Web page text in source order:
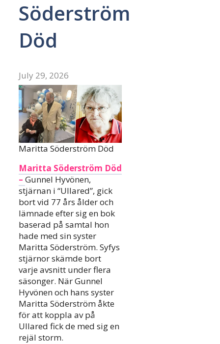
Söderström
Död
July 29, 2026
Maritta Söderström Död
Maritta Söderström Död
– Gunnel Hyvönen,
stjärnan i “Ullared”, gick
bort vid 77 års ålder och
lämnade efter sig en bok
baserad på samtal hon
hade med sin syster
Maritta Söderström. Syfys
stjärnor skämde bort
varje avsnitt under flera
säsonger. När Gunnel
Hyvönen och hans syster
Maritta Söderström åkte
för att koppla av på
Ullared fick de med sig en
rejäl storm.